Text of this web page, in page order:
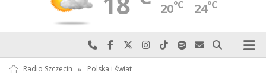
20°C 24°C
Najlepiej po prostu do nas zadzwoń
Odwiedź nas na Facebook-u
Odwiedź nas na X
Odwiedź nas na Instagram-ie
Odwiedź nas na TikTok-u
Szukaj nas na Spotify
Wyślij do nas
Szukaj
Radio Szczecin » Polska i świat